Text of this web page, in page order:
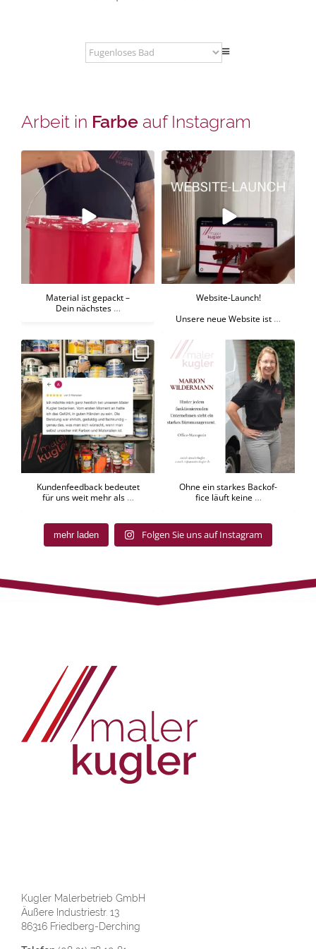
Ar­beit in Far­be auf In­sta­gram
Ma­te­ri­al ist ge­packt –
Dein nächs­tes
2
Ma­te­ri­al ist ge­packt –
Dein nächs­tes …
Web­site-Launch!
Un­se­re neue Web­site ist...
21 0
Web­site-Launch!
Un­se­re neue Web­site ist …
Kun­den­feed­back be­deu­tet für uns
weit mehr als...
20 0
Kun­den­feed­back be­deu­tet
für uns weit mehr als …
Ohne ein star­kes Back­of­fice läuft
kei­ne...
20 0
Ohne ein star­kes Back­of­
fice läuft kei­ne …
mehr laden Fol­gen Sie uns auf In­sta­gram
Kug­ler Ma­ler­be­trieb GmbH
Äu­ße­re In­dus­trie­str. 13
86316 Fried­berg-Der­ching